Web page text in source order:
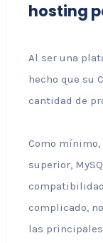
hosting
Al ser una
hecho que su
cantidad de
Como mínimo,
superior,
compatibilidad
complicado,
las